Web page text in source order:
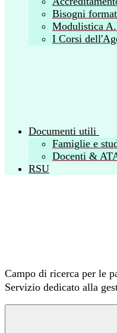
Bisogni
Modulistica
I Corsi
Documenti utili
Famiglie e
Docenti &
RSU
Campo di ricerca per le
Servizio dedicato alla